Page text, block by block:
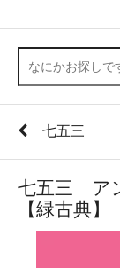
七五三
七五三 ア
【緑古典】